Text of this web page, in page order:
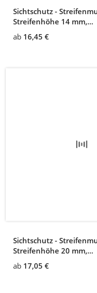
Sichtschutz -
Streifenhöhe 14 mm,
Zwischenabstand 6 mm
ab 16,45 €
Sichtschutz -
Streifenhöhe 20 mm,
Zwischenabstand 4 mm
ab 17,05 €